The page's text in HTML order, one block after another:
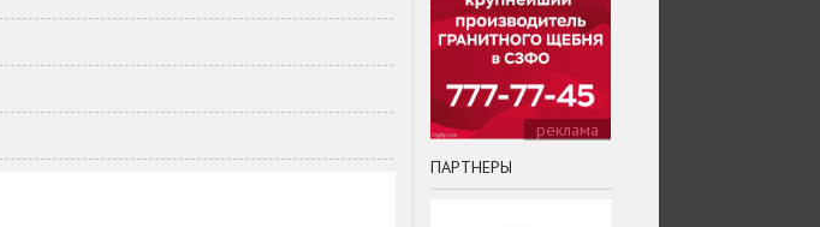
реклама
ПАРТНЕРЫ